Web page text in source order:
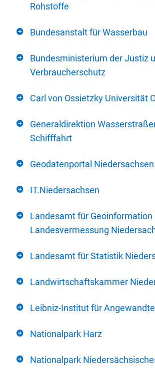
Rohstoffe
Bundesanstalt für Wasserbau
Bundesministerium der Justiz
Verbraucherschutz
Carl von Ossietzky Universität
Generaldirektion
Schifffahrt
Geodatenportal Niedersachsen
IT.Niedersachsen
Landesamt für Geoinformation
Landesvermessung
Landesamt für Statistik
Landwirtschaftskammer
Leibniz-Institut für
Nationalpark Harz
Nationalpark